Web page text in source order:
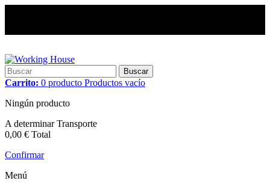
Buscar
Carrito: 0 producto Productos vacío
Ningún producto
A determinarTransporte
0,00 € Total
Confirmar
Menú